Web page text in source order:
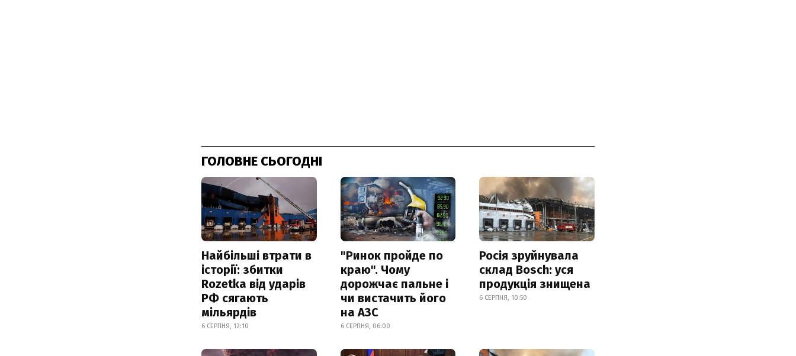
ГОЛОВНЕ СЬОГОДНІ
Найбільші втрати в
історії: збитки
Rozetka від ударів
РФ сягають
мільярдів
6 СЕРПНЯ, 12:10
"Ринок пройде по
краю". Чому
дорожчає пальне і
чи вистачить його
на АЗС
6 СЕРПНЯ, 06:00
Росія зруйнувала
склад Bosch: уся
продукція знищена
6 СЕРПНЯ, 10:50